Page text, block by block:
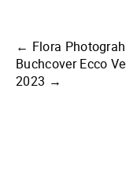
← Flora
Buchcover Ecco
2023 →